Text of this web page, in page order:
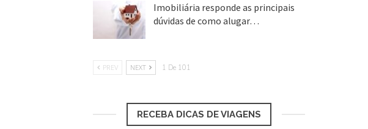
Imobiliária responde as principais
dúvidas de como alugar…
PREV NEXT 1 De 101
RECEBA DICAS DE VIAGENS